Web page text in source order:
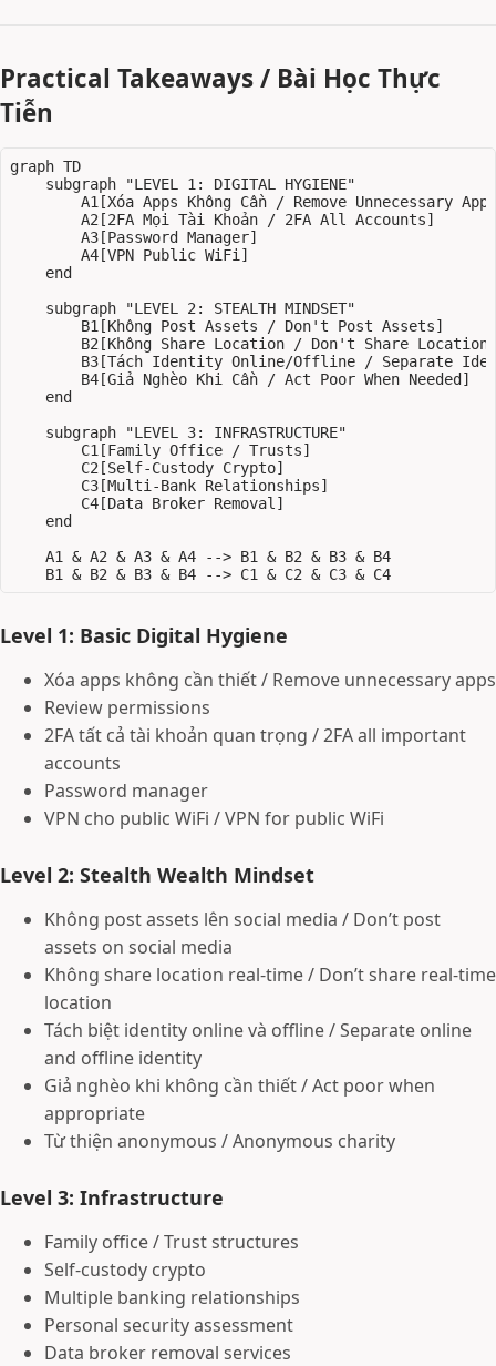
Practical Takeaways / Bài Học Thực
Tiễn
graph TD
    subgraph "LEVEL 1: DIGITAL HYGIENE"
A1[Xóa Apps Không Cần / Remove Unnecessary
        A2[2FA Mọi Tài Khoản / 2FA All Accounts]
        A3[Password Manager]
        A4[VPN Public WiFi]
    end
    subgraph "LEVEL 2: STEALTH MINDSET"
        B1[Không Post Assets / Don't Post Assets]
        B2[Không Share Location / Don't Share Location]
B3[Tách Identity Online/Offline / Separate
        B4[Giả Nghèo Khi Cần / Act Poor When Needed]
    end
    subgraph "LEVEL 3: INFRASTRUCTURE"
        C1[Family Office / Trusts]
        C2[Self-Custody Crypto]
        C3[Multi-Bank Relationships]
        C4[Data Broker Removal]
    end
    A1 & A2 & A3 & A4 --> B1 & B2 & B3 & B4
Level 1: Basic Digital Hygiene
Xóa apps không cần thiết / Remove unnecessary apps
Review permissions
2FA tất cả tài khoản quan trọng / 2FA all important
accounts
Password manager
VPN cho public WiFi / VPN for public WiFi
Level 2: Stealth Wealth Mindset
Không post assets lên social media / Don’t post
assets on social media
Không share location real-time / Don’t share real-time
location
Tách biệt identity online và offline / Separate online
and offline identity
Giả nghèo khi không cần thiết / Act poor when
appropriate
Từ thiện anonymous / Anonymous charity
Level 3: Infrastructure
Family office / Trust structures
Self-custody crypto
Multiple banking relationships
Personal security assessment
Data broker removal services